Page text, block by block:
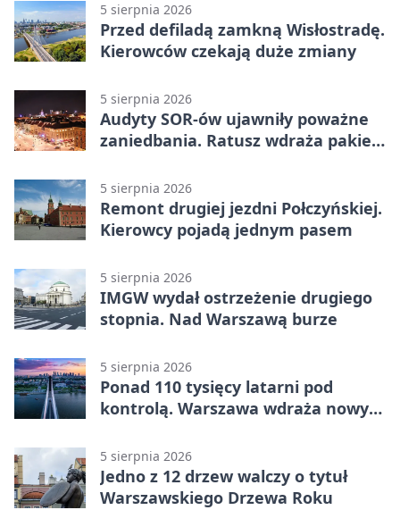
5 sierpnia 2026
Przed defiladą zamkną Wisłostradę.
Kierowców czekają duże zmiany
5 sierpnia 2026
Audyty SOR-ów ujawniły poważne
zaniedbania. Ratusz wdraża pakiet
5 sierpnia 2026
Remont drugiej jezdni Połczyńskiej.
Kierowcy pojadą jednym pasem
5 sierpnia 2026
IMGW wydał ostrzeżenie drugiego
stopnia. Nad Warszawą burze
5 sierpnia 2026
Ponad 110 tysięcy latarni pod
kontrolą. Warszawa wdraża nowy
5 sierpnia 2026
Jedno z 12 drzew walczy o tytuł
Warszawskiego Drzewa Roku